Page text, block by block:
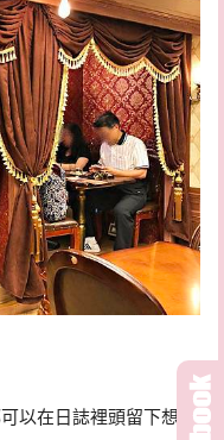
以在日誌裡頭留下想對